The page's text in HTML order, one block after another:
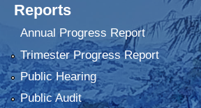
Reports
Annual Progress Report
Trimester Progress Report
Public Hearing
Public Audit